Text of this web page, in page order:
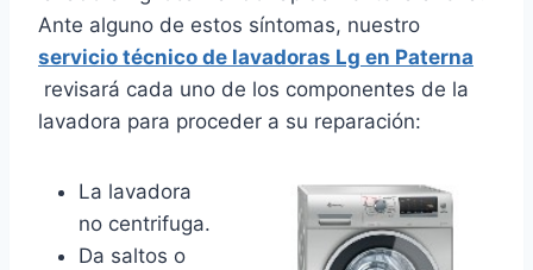
Ante alguno de estos síntomas, nuestro
servicio técnico de lavadoras Lg en Paterna
revisará cada uno de los componentes de la
lavadora para proceder a su reparación:
La lavadora
no centrifuga.
Da saltos o